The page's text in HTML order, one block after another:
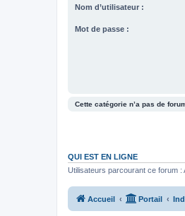
Nom d’utilisateur :
Mot de passe :
Cette catégorie n’a pas de
QUI EST EN LIGNE
Utilisateurs parcourant ce forum :
Accueil Portail